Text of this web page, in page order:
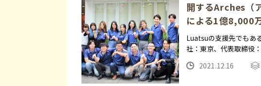
開するArches（
による1億8,000
Luatsuの支援先でもあ
社：東京、代表取締役
2021.12.16